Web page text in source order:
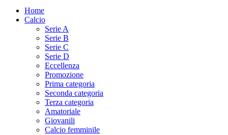
Home
Calcio
Serie A
Serie B
Serie C
Serie D
Eccellenza
Promozione
Prima categoria
Seconda categoria
Terza categoria
Amatoriale
Giovanili
Calcio femminile